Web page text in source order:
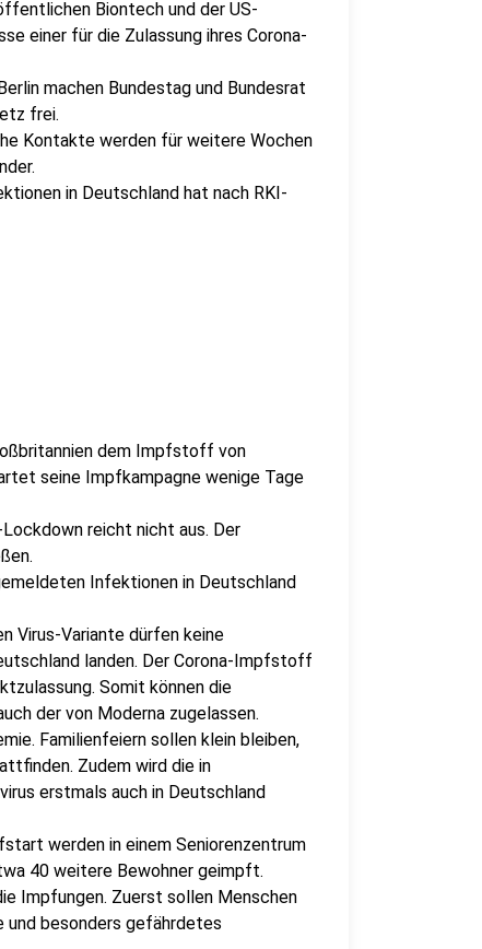
Biontech und der US-
einer für die Zulassung ihres Corona-
machen Bundestag und Bundesrat
frei.
Kontakte werden für weitere Wochen
in Deutschland hat nach RKI-
dem Impfstoff von
seine Impfkampagne wenige Tage
reicht nicht aus. Der
Infektionen in Deutschland
Virus-Variante dürfen keine
landen. Der Corona-Impfstoff
Somit können die
der von Moderna zugelassen.
Familienfeiern sollen klein bleiben,
Zudem wird die in
erstmals auch in Deutschland
werden in einem Seniorenzentrum
40 weitere Bewohner geimpft.
Impfungen. Zuerst sollen Menschen
besonders gefährdetes